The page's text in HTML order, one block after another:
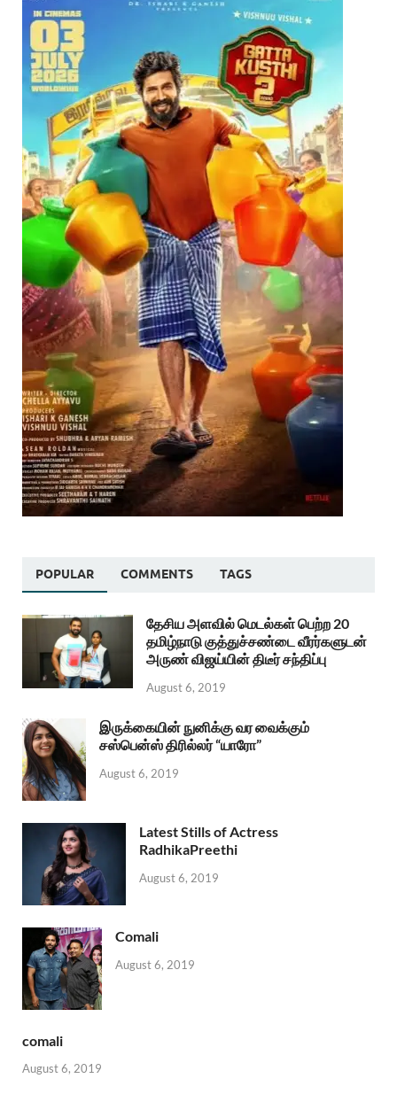
POPULAR COMMENTS TAGS
தேசிய அளவில் மெடல்கள் பெற்ற 20
தமிழ்நாடு குத்துச்சண்டை வீரர்களுடன்
அருண் விஜய்யின் திடீர் சந்திப்பு
August 6, 2019
இருக்கையின் நுனிக்கு வர வைக்கும்
சஸ்பென்ஸ் திரில்லர் “யாரோ”
August 6, 2019
Latest Stills of Actress
RadhikaPreethi
August 6, 2019
Comali
August 6, 2019
comali
August 6, 2019